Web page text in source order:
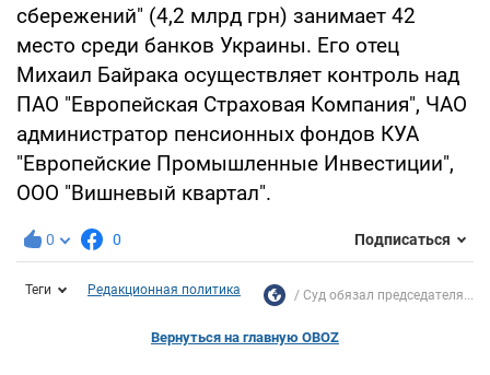
сбережений" (4,2 млрд грн) занимает 42
место среди банков Украины. Его отец
Михаил Байрака осуществляет контроль над
ПАО "Европейская Страховая Компания", ЧАО
администратор пенсионных фондов КУА
"Европейские Промышленные Инвестиции",
ООО "Вишневый квартал".
0 0 Подписаться
Теги Редакционная политика Суд обязал председателя...
Вернуться на главную OBOZ